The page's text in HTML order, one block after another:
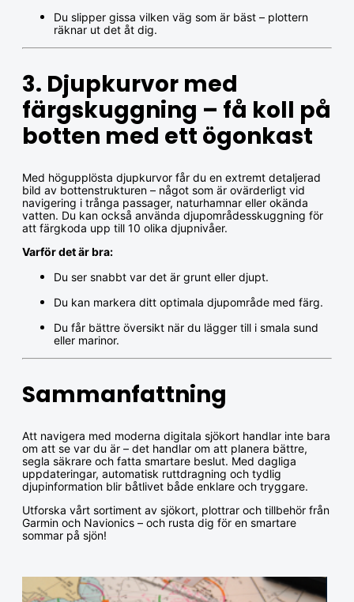
Du slipper gissa vilken väg som är bäst – plottern
räknar ut det åt dig.
3. Djupkurvor med
färgskuggning – få koll på
botten med ett ögonkast
Med högupplösta djupkurvor får du en extremt detaljerad
bild av bottenstrukturen – något som är ovärderligt vid
navigering i trånga passager, naturhamnar eller okända
vatten. Du kan också använda djupområdesskuggning för
att färgkoda upp till 10 olika djupnivåer.
Varför det är bra:
Du ser snabbt var det är grunt eller djupt.
Du kan markera ditt optimala djupområde med färg.
Du får bättre översikt när du lägger till i smala sund
eller marinor.
Sammanfattning
Att navigera med moderna digitala sjökort handlar inte bara
om att se var du är – det handlar om att planera bättre,
segla säkrare och fatta smartare beslut. Med dagliga
uppdateringar, automatisk ruttdragning och tydlig
djupinformation blir båtlivet både enklare och tryggare.
Utforska vårt sortiment av sjökort, plottrar och tillbehör från
Garmin och Navionics – och rusta dig för en smartare
sommar på sjön!